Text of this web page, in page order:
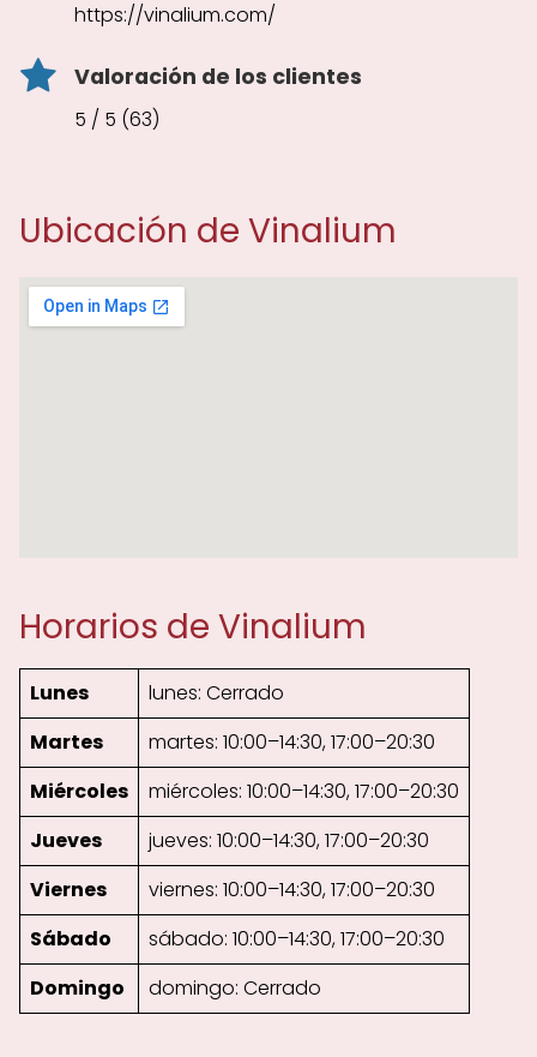
https://vinalium.com/
Valoración de los clientes
5 / 5 (63)
Ubicación de Vinalium
Horarios de Vinalium
Lunes
lunes: Cerrado
Martes
martes: 10:00–14:30, 17:00–20:30
Miércoles
miércoles: 10:00–14:30, 17:00–20:30
Jueves
jueves: 10:00–14:30, 17:00–20:30
Viernes
viernes: 10:00–14:30, 17:00–20:30
Sábado
sábado: 10:00–14:30, 17:00–20:30
Domingo
domingo: Cerrado